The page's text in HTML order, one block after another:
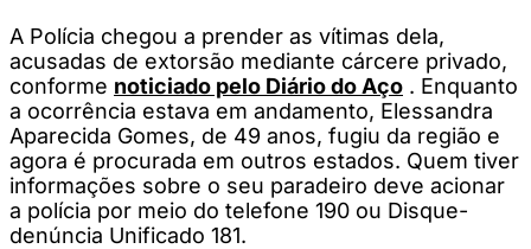
A Polícia chegou a prender as vítimas dela,
acusadas de extorsão mediante cárcere privado,
conforme noticiado pelo Diário do Aço . Enquanto
a ocorrência estava em andamento, Elessandra
Aparecida Gomes, de 49 anos, fugiu da região e
agora é procurada em outros estados. Quem tiver
informações sobre o seu paradeiro deve acionar
a polícia por meio do telefone 190 ou Disque-
denúncia Unificado 181.